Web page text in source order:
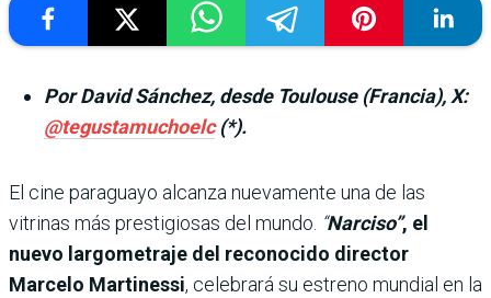
Por David Sánchez, desde Toulouse (Francia), X:
@tegustamuchoelc(*).
El cine paraguayo alcanza nuevamente una de las
vitrinas más prestigiosas del mundo. “Narciso”, el
nuevo largometraje del reconocido director
Marcelo Martinessi, celebrará su estreno mundial en la